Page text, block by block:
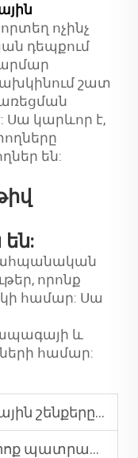
ոչինչ
դեպքում
շատ
Սա կարևոր է,
են:
որոնք
համար: Սա
և
համար:
հեռավոր հանքավայրերի պահանջները
առևտրային զարգացման մեջ